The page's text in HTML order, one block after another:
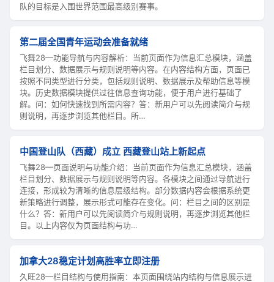
队的目标是入围世界范围最高级别赛事。
第二届全国青年运动会准备就绪
飞舞28—功能导航与内容解析：当前页面作为信息汇总模块，涵盖
栏目划分、数据展示与规则说明等内容。在内容结构方面，页面已
按照不同类型进行分类，包括规则说明、数据展示及帮助信息等模
块。历史数据模块提供过往信息查询功能，便于用户进行基础了
解。问：如何快速找到所需内容？答：新用户可以先阅读简介与规
则说明，再逐步浏览其他栏目。所…
中国登山队（西藏）成立 西藏登山站上新起点
飞舞28—页面说明与功能介绍：当前页面作为信息汇总模块，涵盖
栏目划分、数据展示与规则说明等内容。各模块之间通过导航进行
连接，形成较为清晰的信息层级结构。部分数据内容会根据系统更
新策略进行调整，展示形式可能存在变化。问：栏目之间的区别是
什么？答：新用户可以先阅读简介与规则说明，再逐步浏览其他栏
目。以上内容仅为页面结构与功…
加拿大28稳定计划高胜率立即注册
久旺28—栏目结构与使用指南：本页面围绕站内结构与信息展示进